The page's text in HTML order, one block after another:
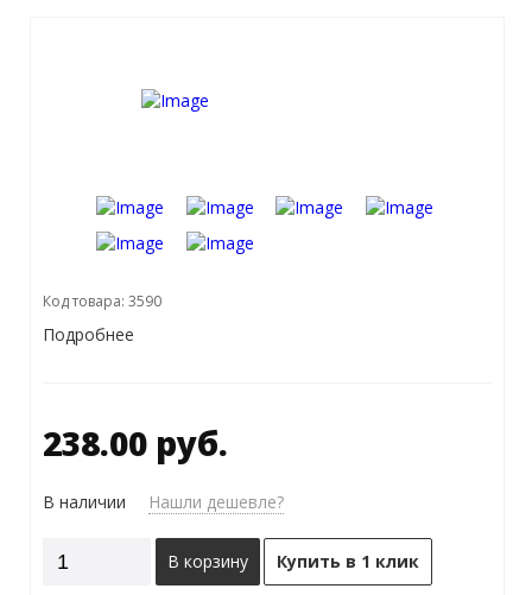
Код товара: 3590
Подробнее
238.00 руб.
В наличии Нашли дешевле?
В корзину Купить в 1 клик